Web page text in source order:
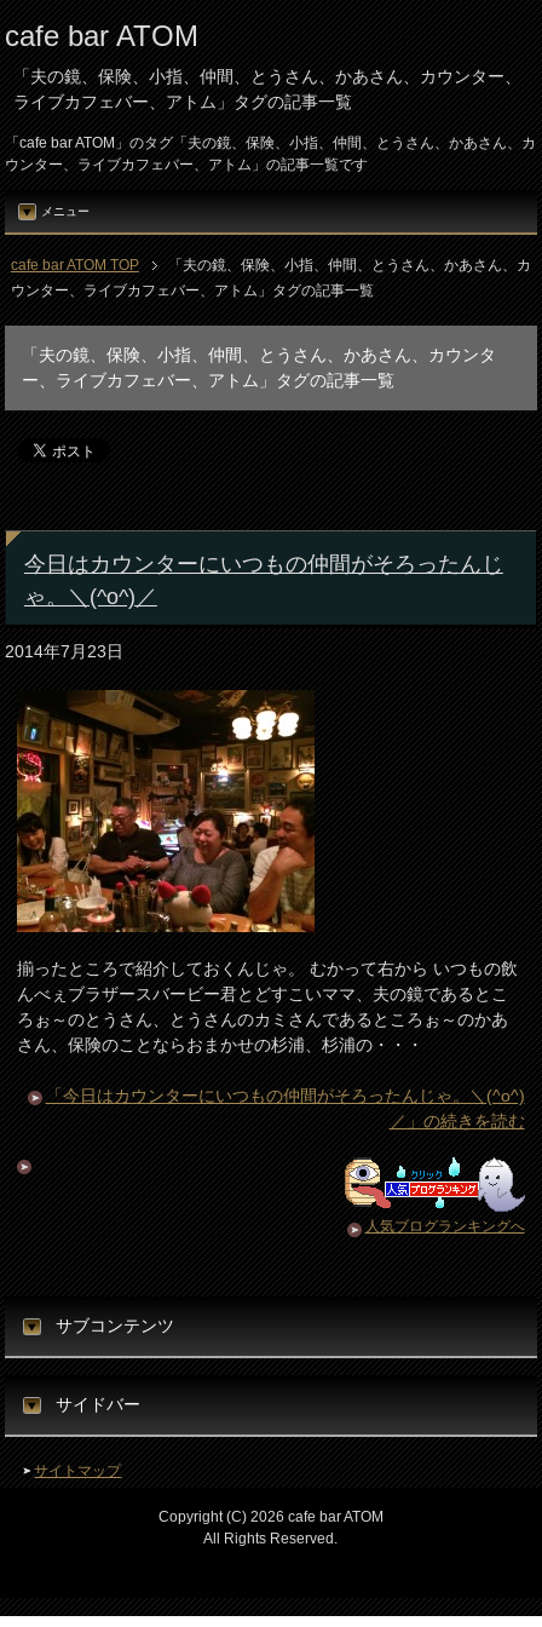
cafe bar ATOM
「夫の鏡、保険、小指、仲間、とうさん、かあさん、カウンター、
ライブカフェバー、アトム」タグの記事一覧
「cafe bar ATOM」のタグ「夫の鏡、保険、小指、仲間、とうさん、かあさん、カ
ウンター、ライブカフェバー、アトム」の記事一覧です
メニュー
cafe bar ATOM TOP
「夫の鏡、保険、小指、仲間、とうさん、かあさん、カ
ウンター、ライブカフェバー、アトム」タグの記事一覧
「夫の鏡、保険、小指、仲間、とうさん、かあさん、カウンタ
ー、ライブカフェバー、アトム」タグの記事一覧
今日はカウンターにいつもの仲間がそろったんじ
ゃ。＼(^o^)／
2014年7月23日
揃ったところで紹介しておくんじゃ。 むかって右から いつもの飲
んべぇブラザースバービー君とどすこいママ、夫の鏡であるとこ
ろぉ～のとうさん、とうさんのカミさんであるところぉ～のかあ
さん、保険のことならおまかせの杉浦、杉浦の・・・
「今日はカウンターにいつもの仲間がそろったんじゃ。＼(^o^)
／」の続きを読む
人気ブログランキングへ
サブコンテンツ
サイドバー
サイトマップ
Copyright (C) 2026 cafe bar ATOM
All Rights Reserved.